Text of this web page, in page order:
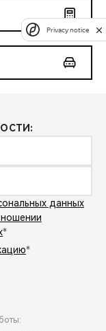
данных
*
*
Privacy notice